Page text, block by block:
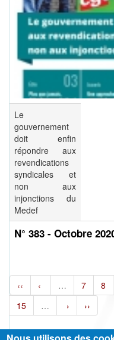
Le
gouvernement
doit enfin
répondre aux
revendications
syndicales et
non aux
injonctions du
Medef
N° 383 - Octobre
‹‹ ‹ … 7 8
15
… › ››